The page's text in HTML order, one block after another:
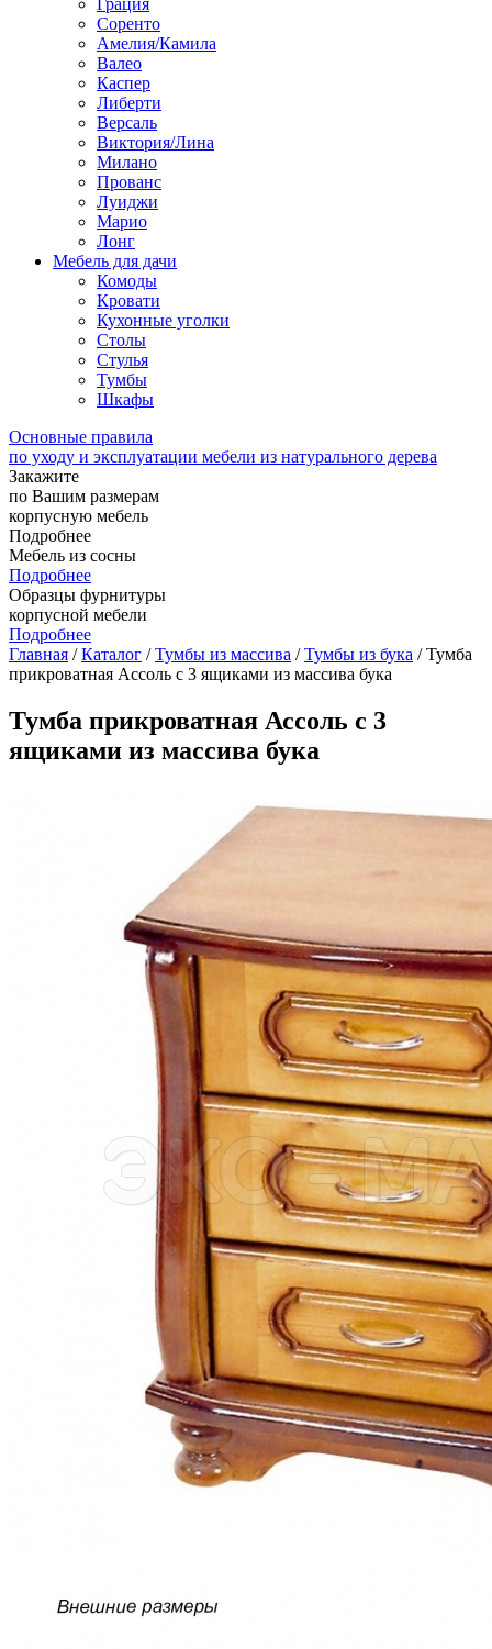
Грация
Соренто
Амелия/Камила
Валео
Каспер
Либерти
Версаль
Виктория/Лина
Милано
Прованс
Луиджи
Марио
Лонг
Мебель для дачи
Комоды
Кровати
Кухонные уголки
Столы
Стулья
Тумбы
Шкафы
Основные правила
по уходу и эксплуатации мебели из натурального дерева
Закажите
по Вашим размерам
корпусную мебель
Подробнее
Мебель из сосны
Подробнее
Образцы фурнитуры
корпусной мебели
Подробнее
Главная /Каталог /Тумбы из массива /Тумбы из бука / Тумба
прикроватная Ассоль с 3 ящиками из массива бука
Тумба прикроватная Ассоль с 3
ящиками из массива бука